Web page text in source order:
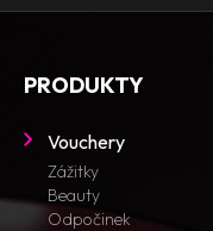
Likéry
Prosecca, champagne
Rum
Tequila
Víno
PRODUKTY
Vouchery
Zážitky
Beauty
Odpočinek